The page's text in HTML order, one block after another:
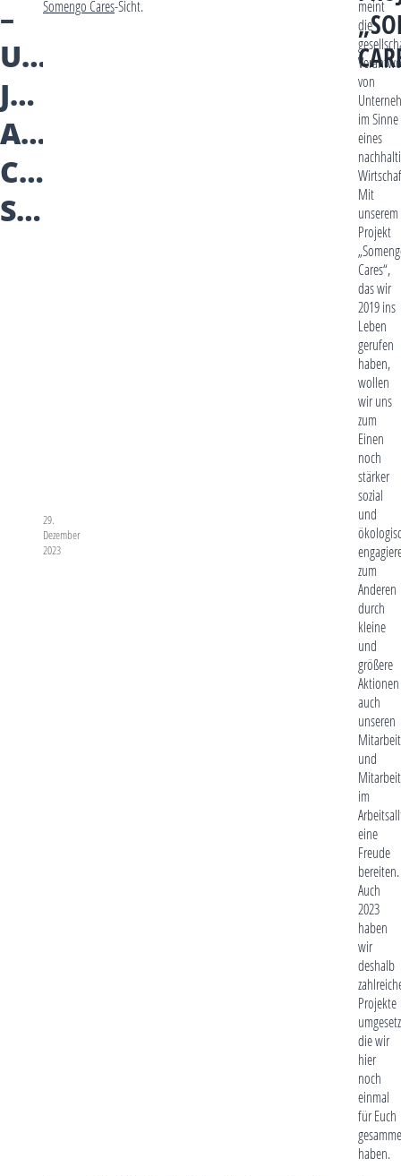
–
UNSER
JAHR
AUS
CSR-
SICHT
29.
Dezember
2023
Somengo Cares-Sicht.
meint
die
von
im Sinne
eines
Mit
unserem
Projekt
Cares“,
das wir
2019 ins
Leben
gerufen
haben,
wollen
wir uns
zum
Einen
noch
stärker
sozial
und
zum
Anderen
durch
kleine
und
größere
Aktionen
auch
unseren
und
im
eine
Freude
bereiten.
Auch
2023
haben
wir
deshalb
Projekte
die wir
hier
noch
einmal
für Euch
haben.